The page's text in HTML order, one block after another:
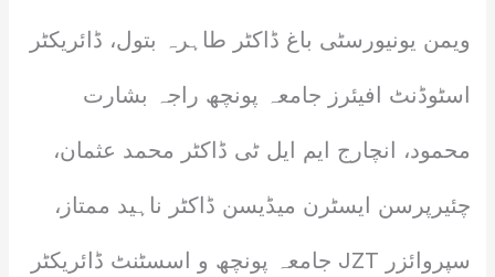
ویمن یونیورسٹی باغ ڈاکٹر طاہرہ بتول، ڈائریکٹر
اسٹوڈنٹ افیئرز جامعہ پونچھ راجہ بشارت
محمود، انچارج ایم ایل ٹی ڈاکٹر محمد عثمان،
چئیرپرسن ایسٹرن میڈیسن ڈاکٹر ناہید ممتاز،
سپروائزر JZT جامعہ پونچھ و اسسٹنٹ ڈائریکٹر